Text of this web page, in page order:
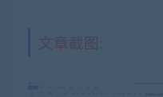
文章截图: